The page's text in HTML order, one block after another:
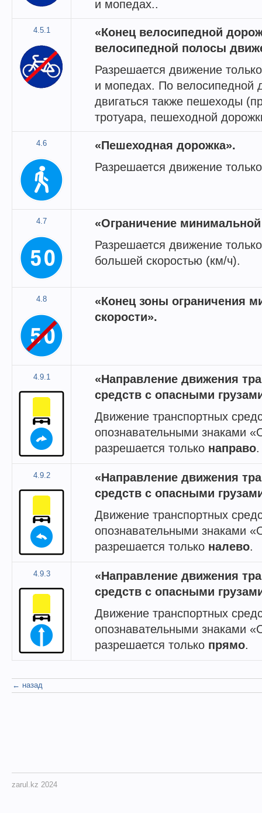
и мопедах..
4.5.1
«Конец велосипедной
велосипедной полосы
Разрешается движение
и мопедах. По велосипедной
двигаться также пешеходы
тротуара, пешеходной
4.6
«Пешеходная дорожка».
Разрешается движение
4.7
«Ограничение минимальной
Разрешается движение
большей скоростью (км/ч).
4.8
«Конец зоны ограничения
скорости».
4.9.1
«Направление движения
средств с опасными
Движение транспортных
опознавательными знаками
разрешается только направо.
4.9.2
«Направление движения
средств с опасными
Движение транспортных
опознавательными знаками
разрешается только налево.
4.9.3
«Направление движения
средств с опасными
Движение транспортных
опознавательными знаками
разрешается только прямо.
← назад
zarul.kz 2024